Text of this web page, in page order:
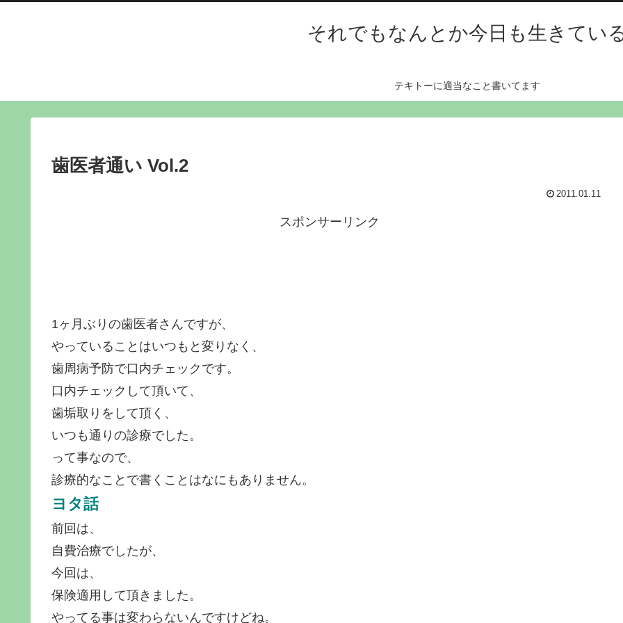
それでもなんとか今日も生きてい
テキトーに適当なこと書いてます
歯医者通い Vol.2
2011.01.11
スポンサーリンク
1ヶ月ぶりの歯医者さんですが、
やっていることはいつもと変りなく、
歯周病予防で口内チェックです。
口内チェックして頂いて、
歯垢取りをして頂く、
いつも通りの診療でした。
って事なので、
診療的なことで書くことはなにもありません。
ヨタ話
前回は、
自費治療でしたが、
今回は、
保険適用して頂きました。
やってる事は変わらないんですけどね。